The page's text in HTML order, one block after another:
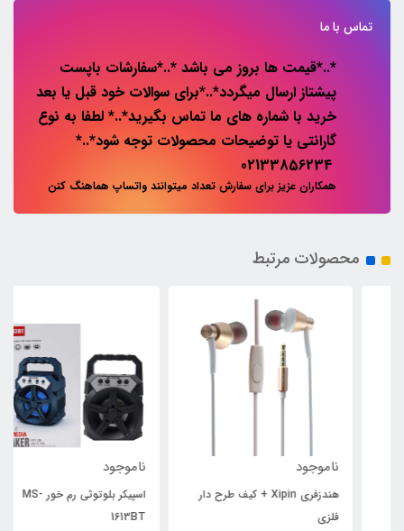
تماس با ما
*..*قیمت ها بروز می باشد *..*سفارشات باپست
پیشتاز ارسال میگردد*..*برای سوالات خود قبل یا بعد
خرید با شماره های ما تماس بگیرید*..* لطفا به نوع
گارانتی یا توضیحات محصولات توجه شود*..*
همکاران عزیز برای سفارش تعداد میتوانند واتساپ هماهنگ کنن
محصولات مرتبط
ناموجود
هندزفری Xipin + کیف طرح دار
ناموجود
اسپیکر بلوتوثی رم خور MS-